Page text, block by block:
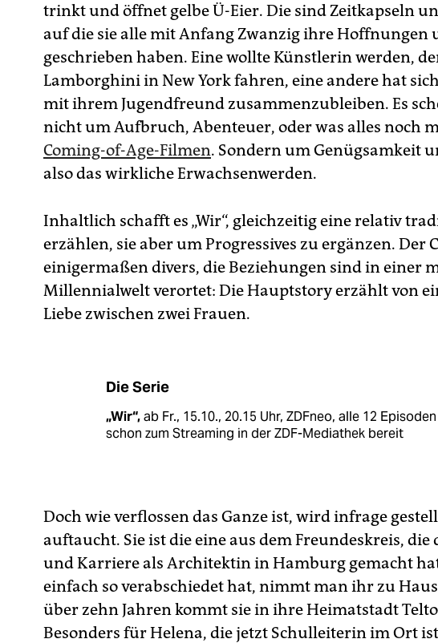
trinkt und öffnet gelbe Ü-Eier. Die sind Zeitkapseln
auf die sie alle mit Anfang Zwanzig ihre Hoffnungen
geschrieben haben. Eine wollte Künstlerin werden,
Lamborghini in New York fahren, eine andere hat
mit ihrem Jugendfreund zusammenzubleiben. Es
nicht um Aufbruch, Abenteuer, oder was alles noch
Com­ing-of-Age-Filmen. Sondern um Genügsamkeit
also das wirkliche Erwachsenwerden.
Inhaltlich schafft es „Wir“, gleichzeitig eine relativ
erzählen, sie aber um Progressives zu ergänzen. Der
einigermaßen divers, die Beziehungen sind in einer
Millennialwelt verortet: Die Hauptstory erzählt von
Liebe zwischen zwei Frauen.
Die Serie
„Wir“,ab Fr., 15.10., 20.15 Uhr, ZDFneo, alle 12
schon zum Streaming in der ZDF-Mediathek bereit
Doch wie verflossen das Ganze ist, wird infrage
auftaucht. Sie ist die eine aus dem Freundeskreis, die
und Karriere als Architektin in Hamburg gemacht
einfach so verabschiedet hat, nimmt man ihr zu
über zehn Jahren kommt sie in ihre Heimatstadt
Besonders für Helena, die jetzt Schulleiterin im Ort